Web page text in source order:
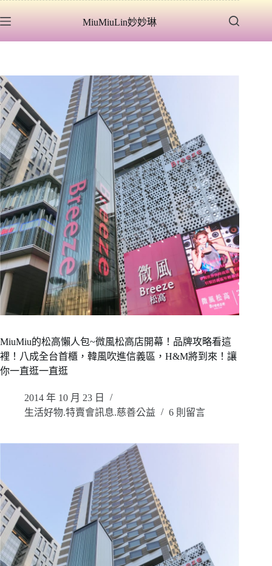
至
容
MiuMiuLin妙妙琳
MiuMiu的松高懶人包~微風松高店開幕！品牌攻略看這
裡！八成全台首櫃，韓風吹進信義區，H&M將到來！讓
你一直逛一直逛
2014 年 10 月 23 日
生活好物.特賣會訊息.慈善公益
6 則留言